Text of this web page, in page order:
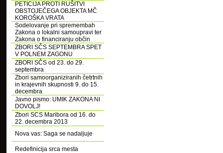
PETICIJA PROTI RUŠITVI
OBSTOJEČEGA OBJEKTA MČ
KOROŠKA VRATA
Sodelovanje pri spremembah
Zakona o lokalni samoupravi ter
Zakona o financiranju občin
ZBORI SČS SEPTEMBRA SPET
V POLNEM ZAGONU
ZBORI SČS od 23. do 29.
septembra
Zbori samoorganiziranih četrtnih
in krajevnih skupnosti 9. do 15.
decembra
Javno pismo: UMIK ZAKONA NI
DOVOLJ!
Zbori SCS Maribora od 16. do
22. decembra 2013
Nova vas: Saga se nadaljuje
Redefinicija srca mesta